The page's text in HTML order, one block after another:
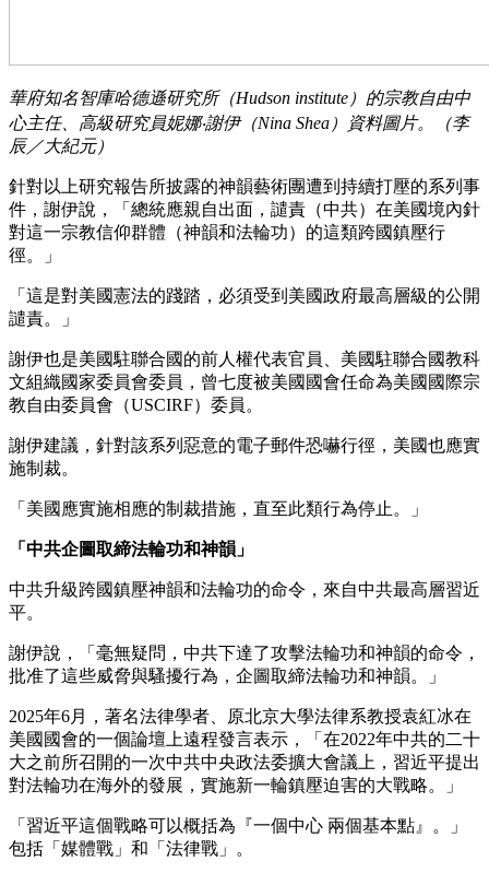
華府知名智庫哈德遜研究所（Hudson institute）的宗教自由中
心主任、高級研究員妮娜‧謝伊（Nina Shea）資料圖片。（李
辰／大紀元）
針對以上研究報告所披露的神韻藝術團遭到持續打壓的系列事
件，謝伊說，「總統應親自出面，譴責（中共）在美國境內針
對這一宗教信仰群體（神韻和法輪功）的這類跨國鎮壓行
徑。」
「這是對美國憲法的踐踏，必須受到美國政府最高層級的公開
譴責。」
謝伊也是美國駐聯合國的前人權代表官員、美國駐聯合國教科
文組織國家委員會委員，曾七度被美國國會任命為美國國際宗
教自由委員會（USCIRF）委員。
謝伊建議，針對該系列惡意的電子郵件恐嚇行徑，美國也應實
施制裁。
「美國應實施相應的制裁措施，直至此類行為停止。」
「中共企圖取締法輪功和神韻」
中共升級跨國鎮壓神韻和法輪功的命令，來自中共最高層習近
平。
謝伊說，「毫無疑問，中共下達了攻擊法輪功和神韻的命令，
批准了這些威脅與騷擾行為，企圖取締法輪功和神韻。」
2025年6月，著名法律學者、原北京大學法律系教授袁紅冰在
美國國會的一個論壇上遠程發言表示，「在2022年中共的二十
大之前所召開的一次中共中央政法委擴大會議上，習近平提出
對法輪功在海外的發展，實施新一輪鎮壓迫害的大戰略。」
「習近平這個戰略可以概括為『一個中心 兩個基本點』。」
包括「媒體戰」和「法律戰」。